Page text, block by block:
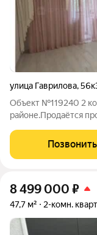
улица Гаврилова,
Объект №119240 2
районе.Продаётся
отдельные комнаты,
геометрия
Позвонить
8 499 000 ₽
47,7 м² 2-комн.